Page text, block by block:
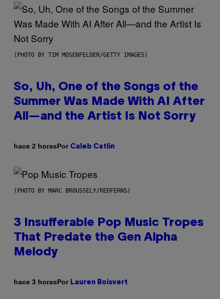
(PHOTO BY TIM MOSENFELDER/GETTY IMAGES)
So, Uh, One of the Songs of the
Summer Was Made With AI After
All—and the Artist Is Not Sorry
hace 2 horasPor Caleb Catlin
(PHOTO BY MARC BROUSSELY/REDFERNS)
3 Insufferable Pop Music Tropes
That Predate the Gen Alpha
Melody
hace 3 horasPor Lauren Boisvert